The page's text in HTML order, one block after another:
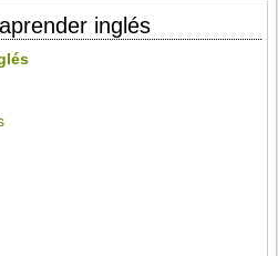
inglés